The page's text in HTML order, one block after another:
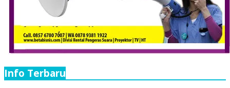
Info Terbaru